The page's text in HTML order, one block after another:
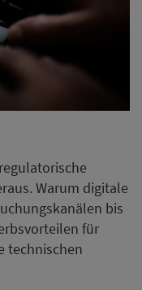
Warum digitale
bis
für
technischen